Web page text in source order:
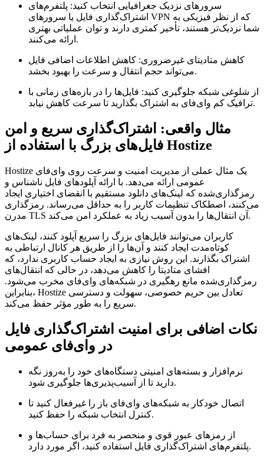
سرورهای نزدیک جغرافیایی انتخاب کنید: پلتفرم‌های
اشتراک‌گذاری فایل یا سرورهای VPN که از نظر فیزیکی به
شما نزدیک‌تر هستند، تأخیر کمتری دارند و توان عملیاتی بهتری
ارائه می‌کنند.
کاهش متادیتای غیرضروری: کاهش اطلاعات اضافی فایل
می‌تواند حجم انتقال و سرعت را بهبود بخشد.
از شلوغی شبکه جلوگیری کنید: فایل‌ها را در بازه‌های زمانی با
ترافیک کم وای‌فای به اشتراک بگذارید تا سرعت کاهش نیابد.
مثال واقعی: اشتراک‌گذاری سریع و امن
فایل‌های بزرگ با استفاده از Hostize
Hostize یک مثال عملی از مدیریت امنیت و سرعت روی وای‌فای
عمومی ارائه می‌دهد. با ارائه آپلودهای فایل ناشناس و
رمزگذاری‌شده که لینک‌های دانلود مستقیم با انقضای اختیاری ایجاد
می‌کنند، اصطکاک تنظیمات کاربر را به حداقل می‌رساند. رمزگذاری
مدرن TLS آن انتقال‌ها را بدون آسیب زیاد به عملکرد امن می‌کند.
کاربران می‌توانند فایل‌های بزرگ را سریع آپلود کنند، لینک‌های
کوتاه‌مدت ایجاد کنند و آن‌ها را از طریق هر کانال ارتباطی به
اشتراک بگذارند. این روش نیازی به ایجاد حساب کاربری ندارد، که
افشای متادیتا را کاهش می‌دهد، در حالی که انتقال‌های
رمزگذاری‌شده مانع رهگیری در شبکه‌های وای‌فای مخرب می‌شود.
بنابراین، Hostize تعادل بین حریم خصوصی، سهولت و دسترسی
سریع را به طور مؤثر حفظ می‌کند.
نکات اضافی برای امنیت اشتراک‌گذاری فایل
در وای‌فای عمومی
نرم‌افزار و بسته‌های امنیتی دستگاه‌های خود را به‌روز نگه
دارید تا از آسیب‌پذیری‌ها جلوگیری شود.
اتصال خودکار به شبکه‌های وای‌فای باز را غیرفعال کنید تا
کنترل انتخاب شبکه را حفظ کنید.
از رمزهای عبور قوی و منحصر به فرد برای حساب‌ها و
پلتفرم‌های اشتراک‌گذاری فایل استفاده کنید، اگر مورد دارد.